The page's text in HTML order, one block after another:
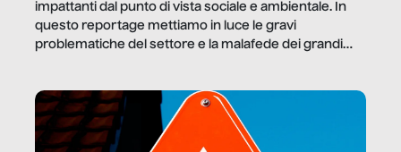
impattanti dal punto di vista sociale e ambientale. In
questo reportage mettiamo in luce le gravi
problematiche del settore e la malafede dei grandi